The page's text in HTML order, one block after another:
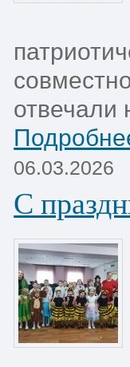
отвечали
06.03.2026
С